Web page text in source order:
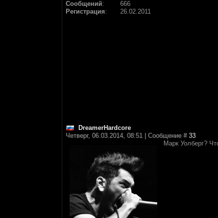
Сообщений:
666
Регистрация: 26.02.2011
DreamerHardcore
Четверг, 06.03.2014, 08:51 | Сообщение # 33
Марк Уолберг?